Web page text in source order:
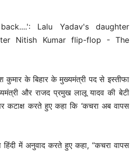
कुमार के बिहार के मुख्यमंत्री पद से इस्तीफा
और राजद प्रमुख लालू यादव की बेटी
कटाक्ष करते हुए कहा कि ‘कचरा अब वापस
हिंदी में अनुवाद करते हुए कहा, “कचरा वापस